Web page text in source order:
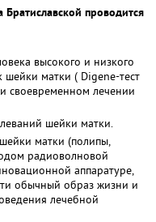
проводится
высокого и низкого
матки ( Digene-тест
своевременном лечении
шейки матки.
матки (полипы,
радиоволновой
аппаратуре,
обычный образ жизни и
лечебной